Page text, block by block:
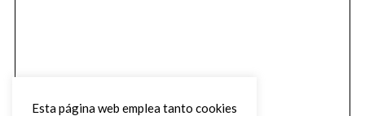
Esta página web emplea tanto cookies